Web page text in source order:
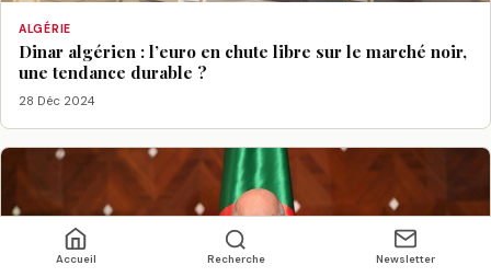
ALGÉRIE
Dinar algérien : l’euro en chute libre sur le marché noir,
une tendance durable ?
28 Déc 2024
Accueil Recherche Newsletter